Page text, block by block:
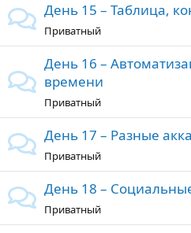
День 15 – Таблица,
Приватный
День 16 –
времени
Приватный
День 17 – Разные
Приватный
День 18 –
Приватный